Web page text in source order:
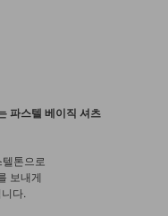
파스텔 베이직 셔츠
톤으로
보내게
다.